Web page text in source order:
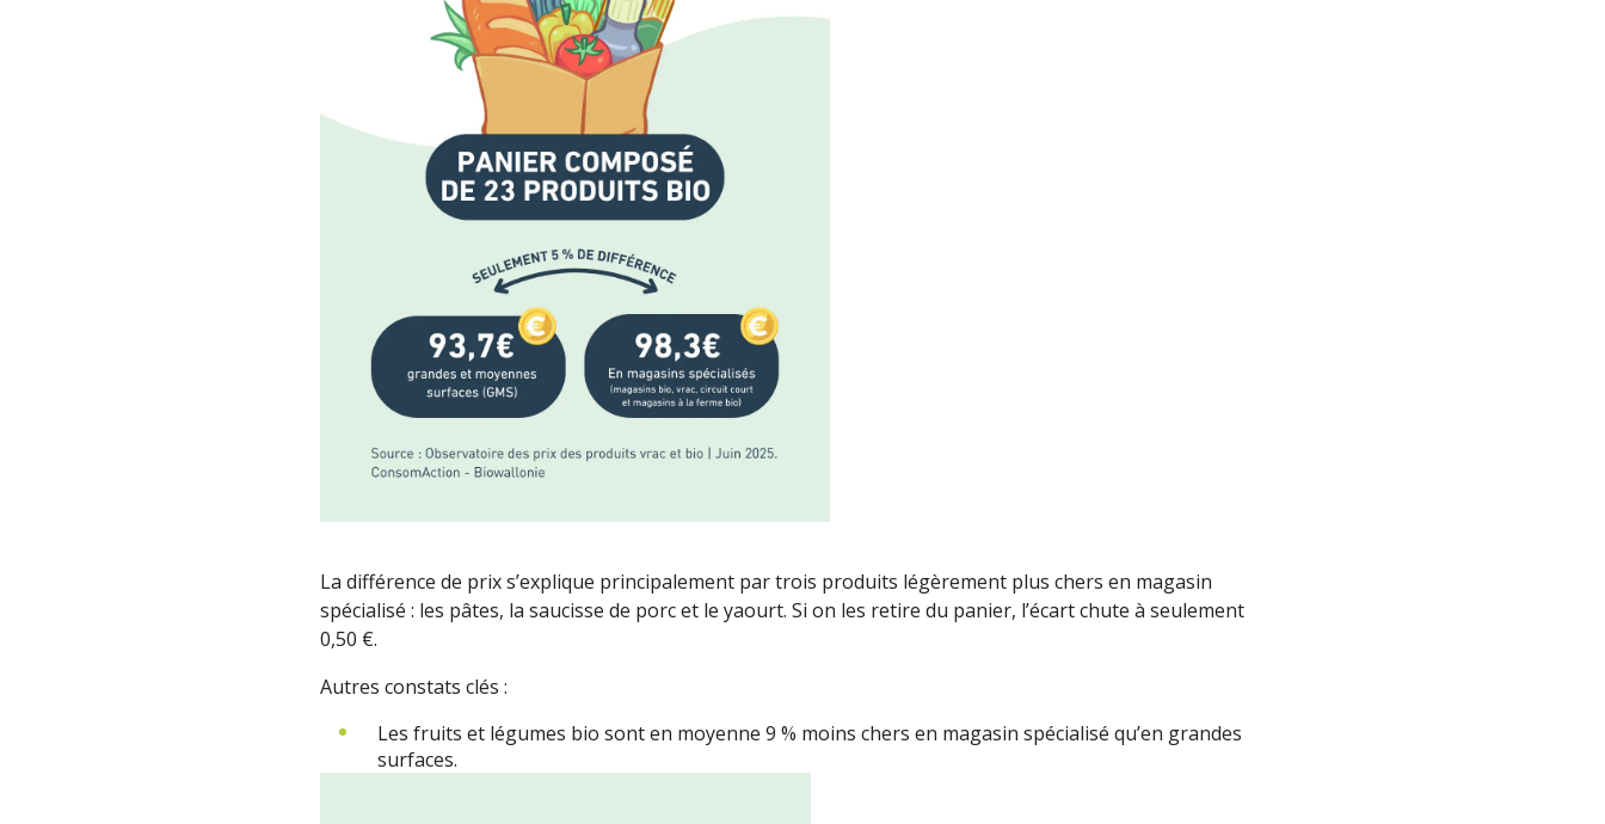
La différence de prix s’explique principalement par trois produits légèrement plus chers en magasin
spécialisé : les pâtes, la saucisse de porc et le yaourt. Si on les retire du panier, l’écart chute à seulement
0,50 €.
Autres constats clés :
Les fruits et légumes bio sont en moyenne 9 % moins chers en magasin spécialisé qu’en grandes
surfaces.